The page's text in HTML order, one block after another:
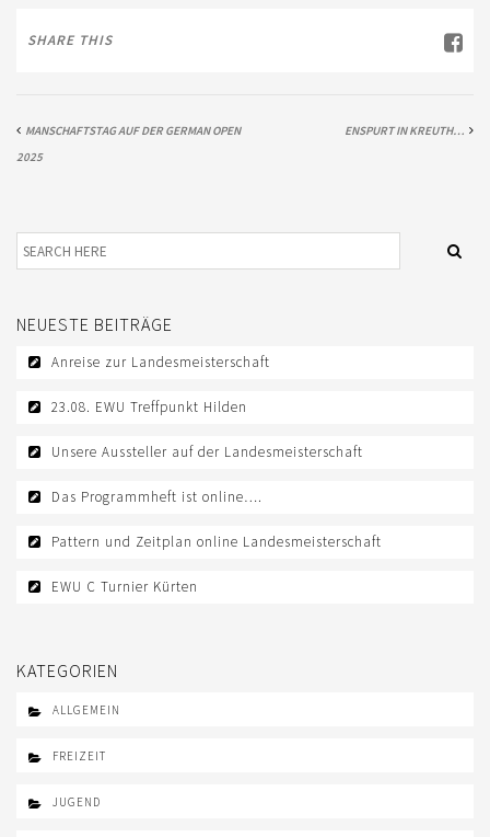
EWU BUND
SHARE THIS
MANSCHAFTSTAG AUF DER GERMAN OPEN
2025
ENSPURT IN KREUTH…
NEUESTE BEITRÄGE
Anreise zur Landesmeisterschaft
23.08. EWU Treffpunkt Hilden
Unsere Aussteller auf der Landesmeisterschaft
Das Programmheft ist online….
Pattern und Zeitplan online Landesmeisterschaft
EWU C Turnier Kürten
KATEGORIEN
ALLGEMEIN
FREIZEIT
JUGEND